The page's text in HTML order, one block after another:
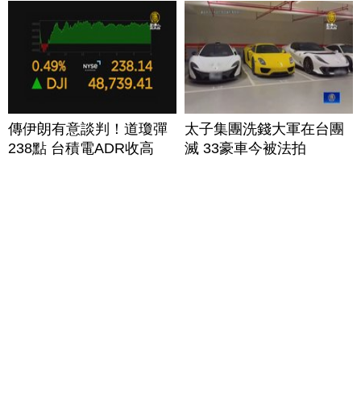
傳伊朗有意談判！道瓊彈
238點 台積電ADR收高
太子集團洗錢大軍在台團
滅 33豪車今被法拍